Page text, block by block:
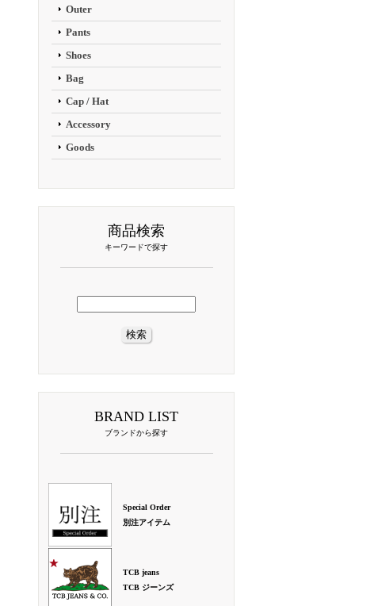
Outer
Pants
Shoes
Bag
Cap / Hat
Accessory
Goods
商品検索
キーワードで探す
BRAND LIST
ブランドから探す
Special Order
別注アイテム
TCB jeans
TCB ジーンズ